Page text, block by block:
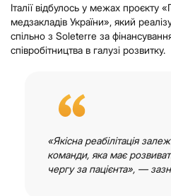
Італії відбулось у межах
медзакладів України», який
спільно з Soleterre за фінансування
співробітництва в галузі розвитку.
«Якісна реабілітація
команди, яка має
чергу за пацієнта», —